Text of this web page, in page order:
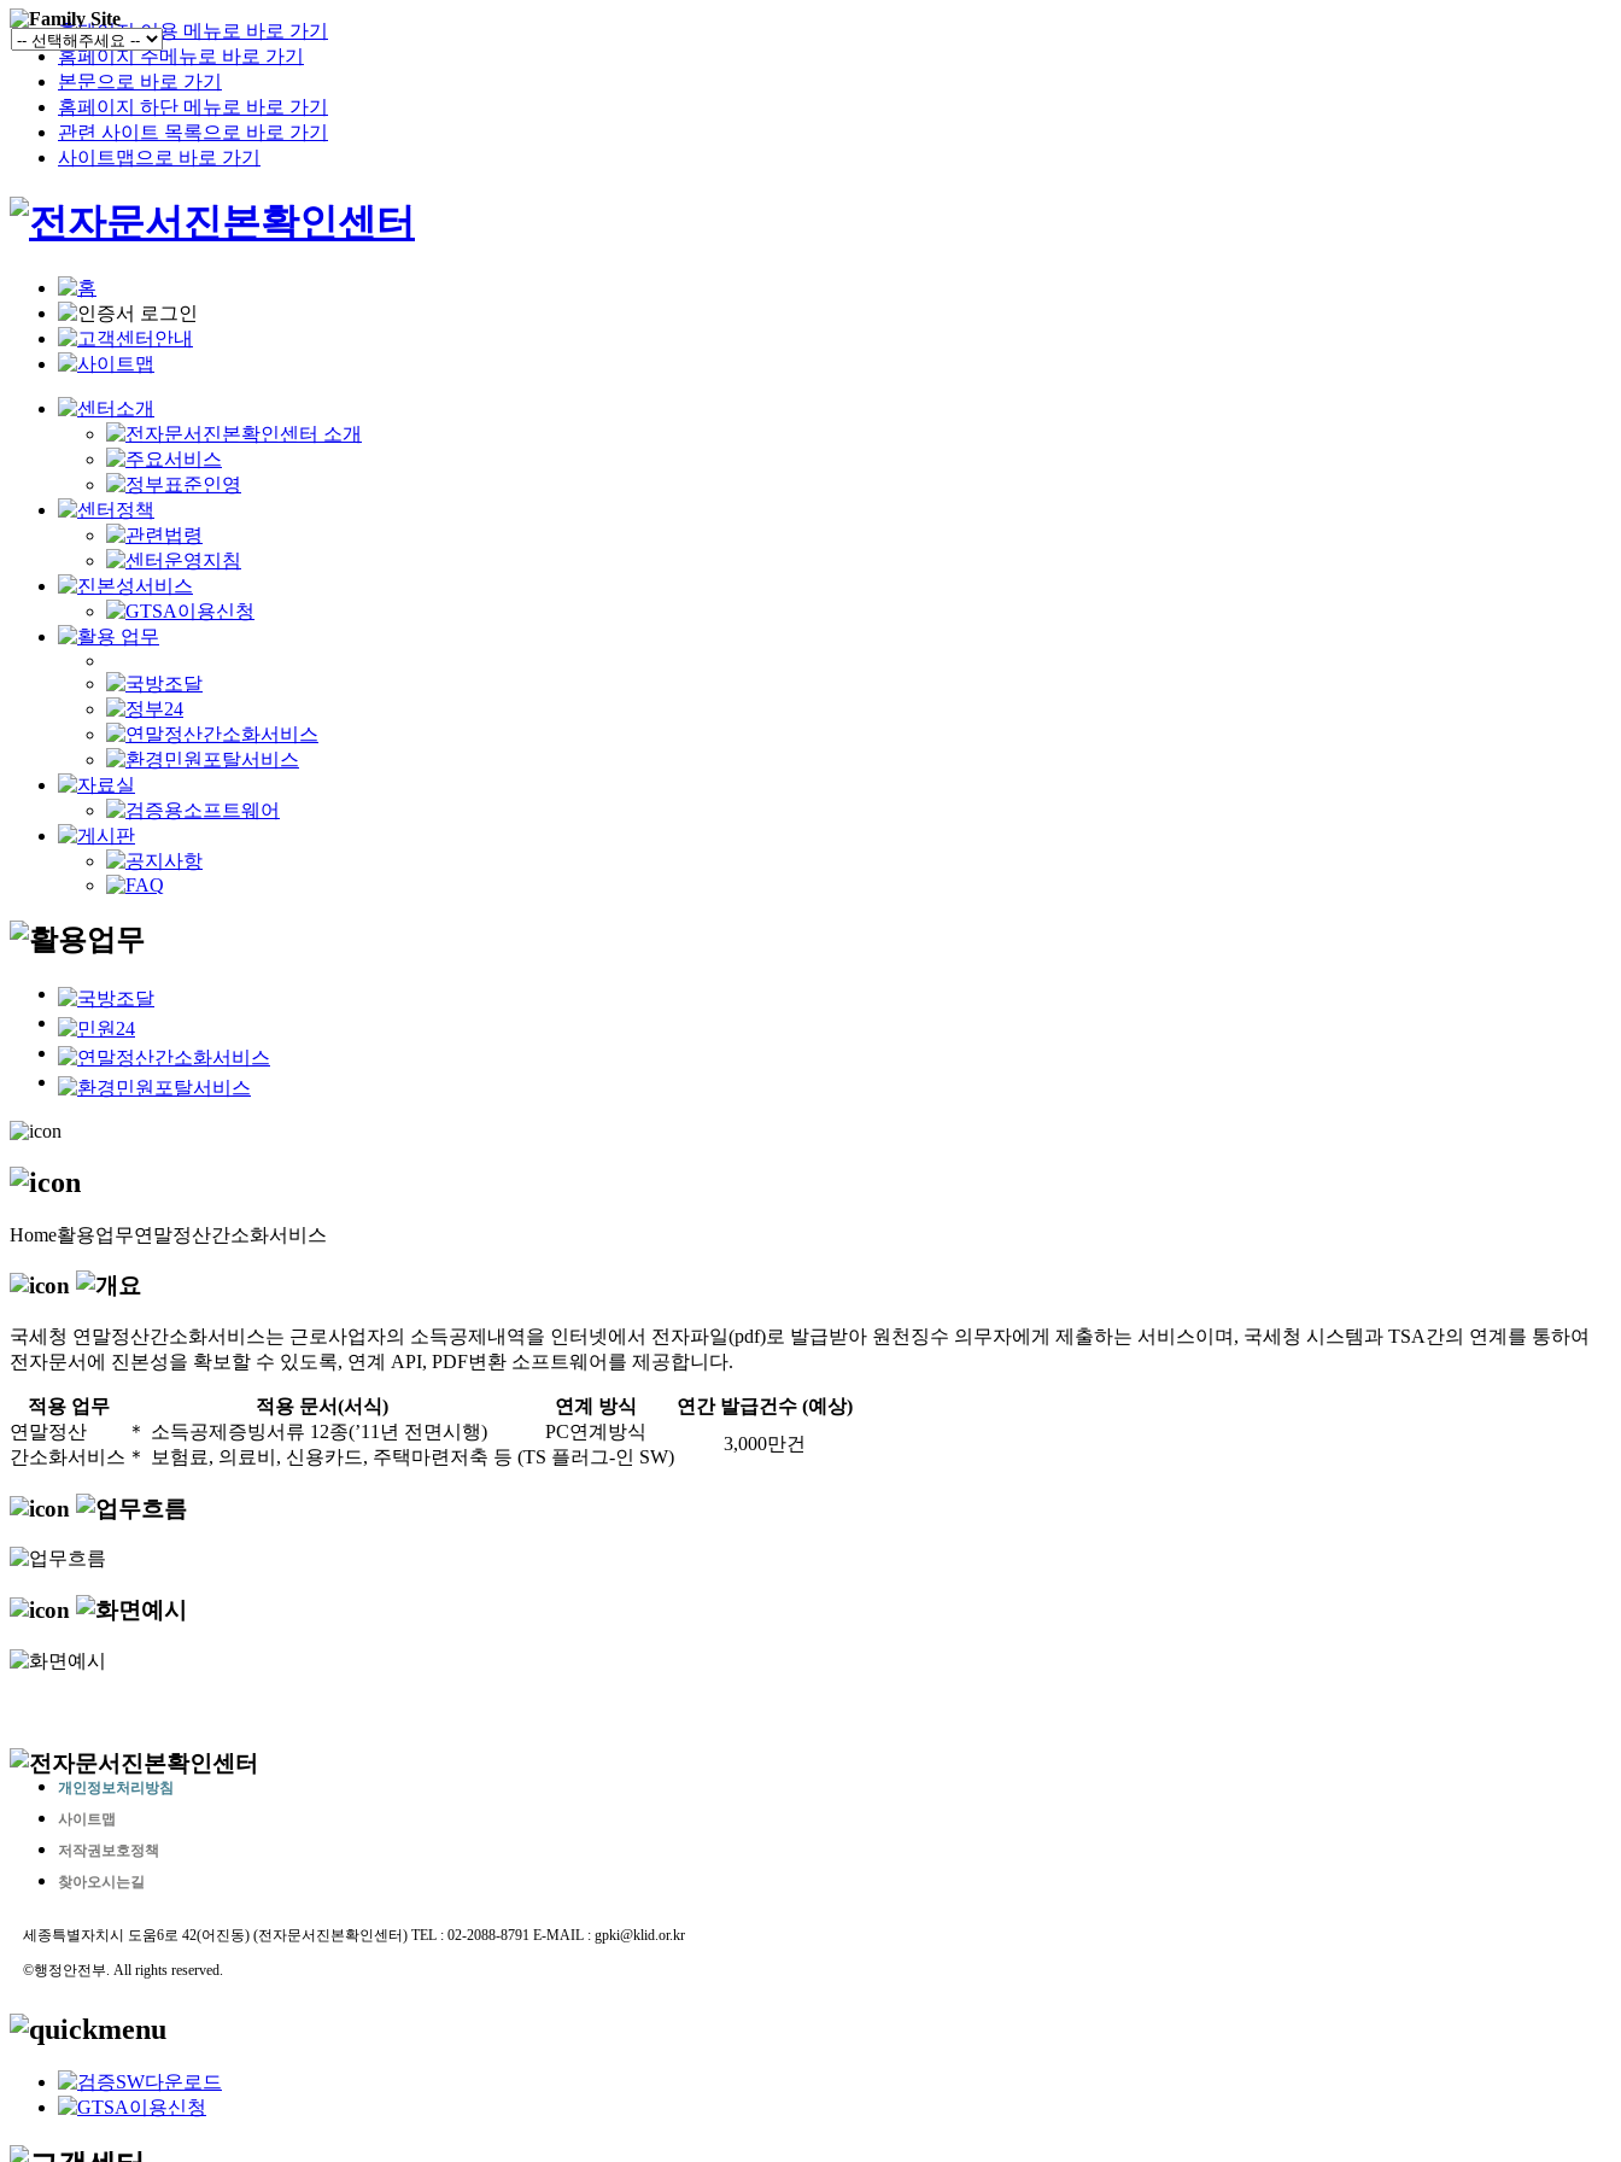
홈페이지 이용 메뉴로 바로 가기
홈페이지 주메뉴로 바로 가기
본문으로 바로 가기
홈페이지 하단 메뉴로 바로 가기
관련 사이트 목록으로 바로 가기
사이트맵으로 바로 가기
Home활용업무연말정산간소화서비스
국세청 연말정산간소화서비스는 근로사업자의 소득공제내역을 인터넷에서 전자파일(pdf)로 발급받아 원천징수 의무자에게 제출하는 서비스이며, 국세청 시스템과 TSA간의 연계를 통하여
전자문서에 진본성을 확보할 수 있도록, 연계 API, PDF변환 소프트웨어를 제공합니다.
적용 업무 적용 문서(서식) 연계 방식
연간 발급건수 (예상)
연말정산
간소화서비스
＊ 소득공제증빙서류 12종(’11년 전면시행)
＊ 보험료, 의료비, 신용카드, 주택마련저축 등
PC연계방식
(TS 플러그-인 SW)
3,000만건
개인정보처리방침
사이트맵
저작권보호정책
찾아오시는길
세종특별자치시 도움6로 42(어진동) (전자문서진본확인센터) TEL : 02-2088-8791 E-MAIL : gpki@klid.or.kr
©행정안전부. All rights reserved.